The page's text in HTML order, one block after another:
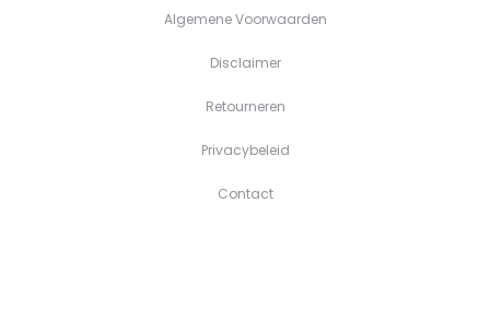
Algemene Voorwaarden
Disclaimer
Retourneren
Privacybeleid
Contact